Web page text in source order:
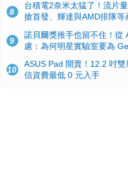
8
台積電2奈米太猛了！流片
搶首發、輝達與AMD排隊等
9
諾貝爾獎推手也留不住！從
慮：為何明星實驗室要為
10
ASUS Pad 開賣！12.2 吋
信資費最低 0 元入手